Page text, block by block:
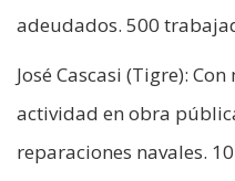
adeudados. 500
José Cascasi (Tigre):
actividad en obra
reparaciones navales.